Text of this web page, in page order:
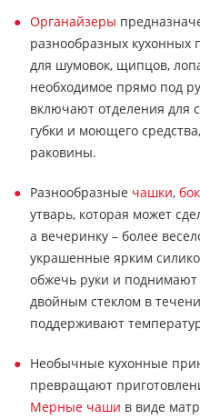
Органайзеры
разнообразных кухонных
для шумовок, щипцов,
необходимое прямо под
включают отделения для
губки и моющего
раковины.
Разнообразные чашки,
утварь, которая может
а вечеринку – более
украшенные ярким
обжечь руки и поднимают
двойным стеклом в
поддерживают
Необычные кухонные
превращают
Мерные чаши в виде